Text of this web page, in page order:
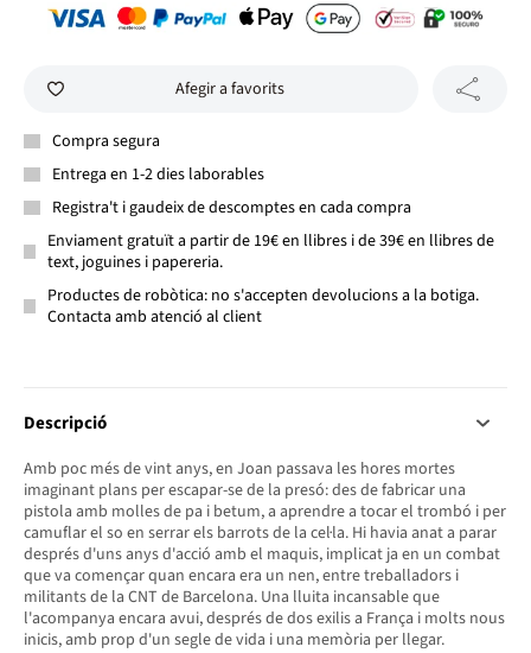
Afegir a favorits
Compra segura
Entrega en 1-2 dies laborables
Registra't i gaudeix de descomptes en cada compra
Enviament gratuït a partir de 19€ en llibres i de 39€ en llibres de
text, joguines i papereria.
Productes de robòtica: no s'accepten devolucions a la botiga.
Contacta amb atenció al client
Descripció
Amb poc més de vint anys, en Joan passava les hores mortes
imaginant plans per escapar-se de la presó: des de fabricar una
pistola amb molles de pa i betum, a aprendre a tocar el trombó i per
camuflar el so en serrar els barrots de la cel·la. Hi havia anat a parar
després d'uns anys d'acció amb el maquis, implicat ja en un combat
que va començar quan encara era un nen, entre treballadors i
militants de la CNT de Barcelona. Una lluita incansable que
l'acompanya encara avui, després de dos exilis a França i molts nous
inicis, amb prop d'un segle de vida i una memòria per llegar.